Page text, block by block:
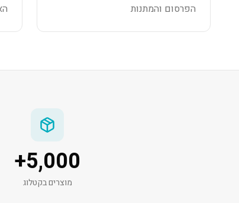
הפרסום והמתנות
5,000
+
מוצרים בקטלוג